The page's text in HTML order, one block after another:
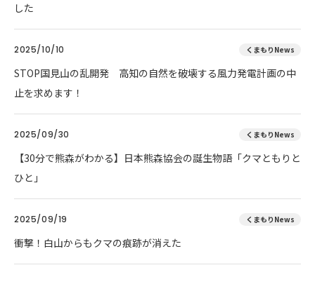
した
2025/10/10 くまもりNews
STOP国見山の乱開発 高知の自然を破壊する風力発電計画の中
止を求めます！
2025/09/30 くまもりNews
【30分で熊森がわかる】日本熊森協会の誕生物語「クマともりと
ひと」
2025/09/19 くまもりNews
衝撃！白山からもクマの痕跡が消えた